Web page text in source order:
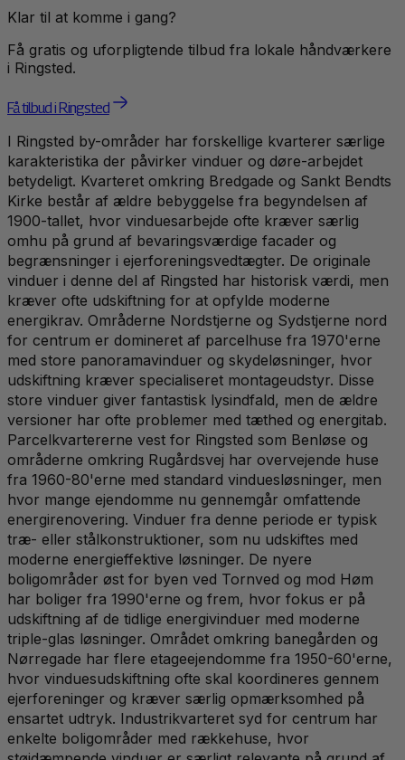
Klar til at komme i gang?
Få gratis og uforpligtende tilbud fra lokale håndværkere
i Ringsted.
Få tilbud i Ringsted
I Ringsted by-områder har forskellige kvarterer særlige
karakteristika der påvirker vinduer og døre-arbejdet
betydeligt. Kvarteret omkring Bredgade og Sankt Bendts
Kirke består af ældre bebyggelse fra begyndelsen af
1900-tallet, hvor vinduesarbejde ofte kræver særlig
omhu på grund af bevaringsværdige facader og
begrænsninger i ejerforeningsvedtægter. De originale
vinduer i denne del af Ringsted har historisk værdi, men
kræver ofte udskiftning for at opfylde moderne
energikrav. Områderne Nordstjerne og Sydstjerne nord
for centrum er domineret af parcelhuse fra 1970'erne
med store panoramavinduer og skydeløsninger, hvor
udskiftning kræver specialiseret montageudstyr. Disse
store vinduer giver fantastisk lysindfald, men de ældre
versioner har ofte problemer med tæthed og energitab.
Parcelkvartererne vest for Ringsted som Benløse og
områderne omkring Rugårdsvej har overvejende huse
fra 1960-80'erne med standard vinduesløsninger, men
hvor mange ejendomme nu gennemgår omfattende
energirenovering. Vinduer fra denne periode er typisk
træ- eller stålkonstruktioner, som nu udskiftes med
moderne energieffektive løsninger. De nyere
boligområder øst for byen ved Tornved og mod Høm
har boliger fra 1990'erne og frem, hvor fokus er på
udskiftning af de tidlige energivinduer med moderne
triple-glas løsninger. Området omkring banegården og
Nørregade har flere etageejendomme fra 1950-60'erne,
hvor vinduesudskiftning ofte skal koordineres gennem
ejerforeninger og kræver særlig opmærksomhed på
ensartet udtryk. Industrikvarteret syd for centrum har
enkelte boligområder med rækkehuse, hvor